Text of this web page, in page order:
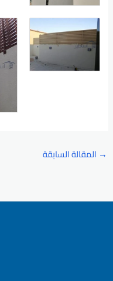
→ المقالة السابقة